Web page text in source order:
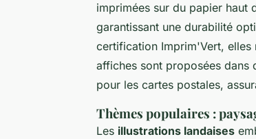
imprimées sur du papier haut
garantissant une durabilité
certification Imprim'Vert, elles
affiches sont proposées
pour les cartes postales,
Thèmes populaires :
Les illustrations landaises